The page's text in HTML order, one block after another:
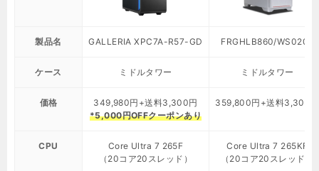
製品名 GALLERIA XPC7A-R57-GD FRGHLB860/WS0205
ケース ミドルタワー ミドルタワー
価格
349,980円+送料3,300円
*5,000円OFFクーポンあり
359,800円+送料3,300円
CPU
Core Ultra 7 265F
（20コア20スレッド）
Core Ultra 7 265KF
（20コア20スレッド）